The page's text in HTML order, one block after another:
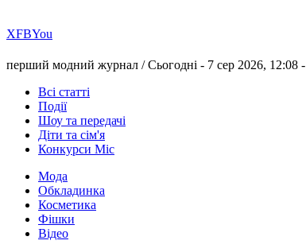
ХFBYou
перший модний журнал /Сьогодні - 7 сер 2026, 12:08 -
Всі статті
Події
Шоу та передачі
Діти та сім'я
Конкурси Міс
Мода
Обкладинка
Косметика
Фішки
Відео